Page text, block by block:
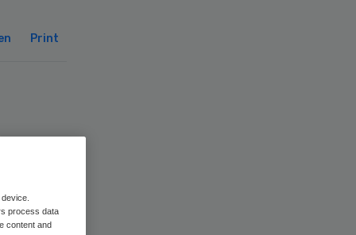
Print
process data
content and